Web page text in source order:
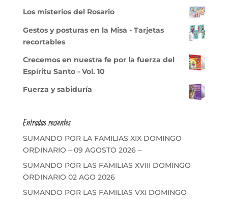
Los misterios del Rosario
Gestos y posturas en la Misa - Tarjetas
recortables
Crecemos en nuestra fe por la fuerza del
Espíritu Santo - Vol. 10
Fuerza y sabiduría
Entradas recientes
SUMANDO POR LA FAMILIAS XIX DOMINGO
ORDINARIO – 09 AGOSTO 2026 –
SUMANDO POR LAS FAMILIAS XVIII DOMINGO
ORDINARIO 02 AGO 2026
SUMANDO POR LAS FAMILIAS VXI DOMINGO